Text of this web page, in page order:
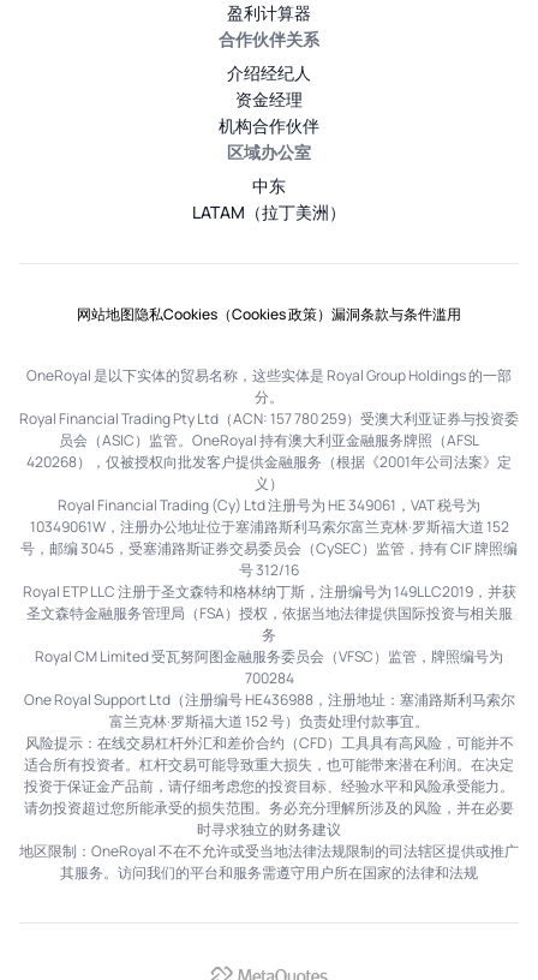
盈利计算器
合作伙伴关系
介绍经纪人
资金经理
机构合作伙伴
区域办公室
中东
LATAM（拉丁美洲）
网站地图隐私Cookies（Cookies 政策） 漏洞条款与条件滥用
OneRoyal 是以下实体的贸易名称，这些实体是 Royal Group Holdings 的一部
分。
Royal Financial Trading Pty Ltd（ACN: 157 780 259）受澳大利亚证券与投资委
员会（ASIC）监管。OneRoyal 持有澳大利亚金融服务牌照（AFSL
420268），仅被授权向批发客户提供金融服务（根据《2001年公司法案》定
义）
Royal Financial Trading (Cy) Ltd 注册号为 HE 349061，VAT 税号为
10349061W，注册办公地址位于塞浦路斯利马索尔富兰克林·罗斯福大道 152
号，邮编 3045，受塞浦路斯证券交易委员会（CySEC）监管，持有 CIF 牌照编
号 312/16
Royal ETP LLC 注册于圣文森特和格林纳丁斯，注册编号为 149LLC2019，并获
圣文森特金融服务管理局（FSA）授权，依据当地法律提供国际投资与相关服
务
Royal CM Limited 受瓦努阿图金融服务委员会（VFSC）监管，牌照编号为
700284
One Royal Support Ltd（注册编号 HE436988，注册地址：塞浦路斯利马索尔
富兰克林·罗斯福大道 152 号）负责处理付款事宜。
风险提示：在线交易杠杆外汇和差价合约（CFD）工具具有高风险，可能并不
适合所有投资者。杠杆交易可能导致重大损失，也可能带来潜在利润。在决定
投资于保证金产品前，请仔细考虑您的投资目标、经验水平和风险承受能力。
请勿投资超过您所能承受的损失范围。务必充分理解所涉及的风险，并在必要
时寻求独立的财务建议
地区限制：OneRoyal 不在不允许或受当地法律法规限制的司法辖区提供或推广
其服务。访问我们的平台和服务需遵守用户所在国家的法律和法规
MetaQuotes